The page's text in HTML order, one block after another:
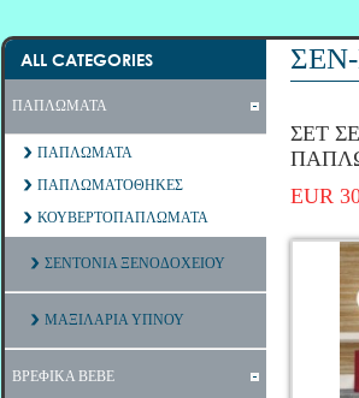
ALL CATEGORIES
ΠΑΠΛΩΜΑΤΑ
ΠΑΠΛΩΜΑΤΑ
ΠΑΠΛΩΜΑΤΟΘΗΚΕΣ
ΚΟΥΒΕΡΤΟΠΑΠΛΩΜΑΤΑ
ΣΕΝΤΟΝΙΑ ΞΕΝΟΔΟΧΕΙΟΥ
ΜΑΞΙΛΑΡΙΑ ΥΠΝΟΥ
ΒΡΕΦΙΚΑ ΒΕΒΕ
ΣΕΤ
EUR